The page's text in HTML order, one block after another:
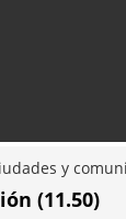
y
(11.50)